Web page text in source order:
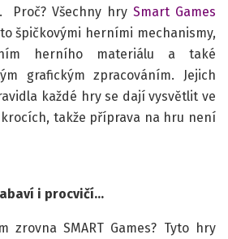
Proč? Všechny hrySmart Games
špičkovými herními mechanismy,
herního materiálu a také
grafickým zpracováním. Jejich
každé hry se dají vysvětlit ve
takže příprava na hru není
i procvičí…
zrovna SMART Games? Tyto hry